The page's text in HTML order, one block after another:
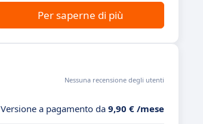
Per saperne di più
Nessuna recensione degli utenti
Versione a pagamento da 9,90 € /mese